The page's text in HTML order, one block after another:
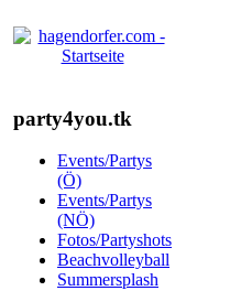
party4you.tk
Events/Partys
(Ö)
Events/Partys
(NÖ)
Fotos/Partyshots
Beachvolleyball
Summersplash